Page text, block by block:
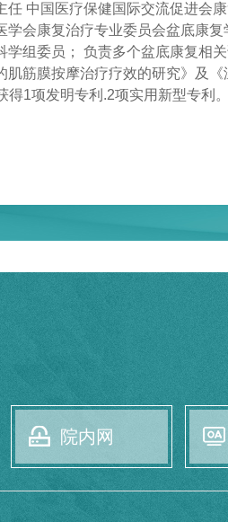
任 中国医疗保健国际交流促进会
学会康复治疗专业委员会盆底康
学组委员； 负责多个盆底康复相
肌筋膜按摩治疗疗效的研究》及
1项发明专利.2项实用新型专利。
院内网